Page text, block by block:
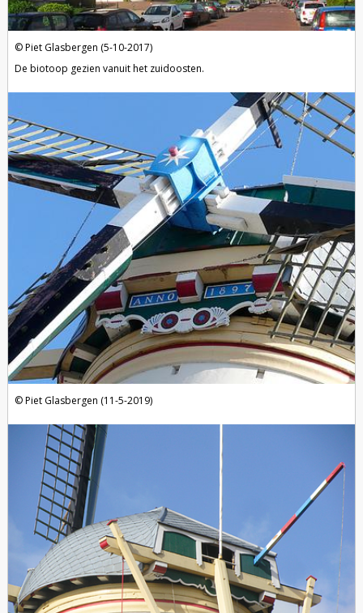
Piet Glasbergen (5-10-2017)
De biotoop gezien vanuit het zuidoosten.
Piet Glasbergen (11-5-2019)